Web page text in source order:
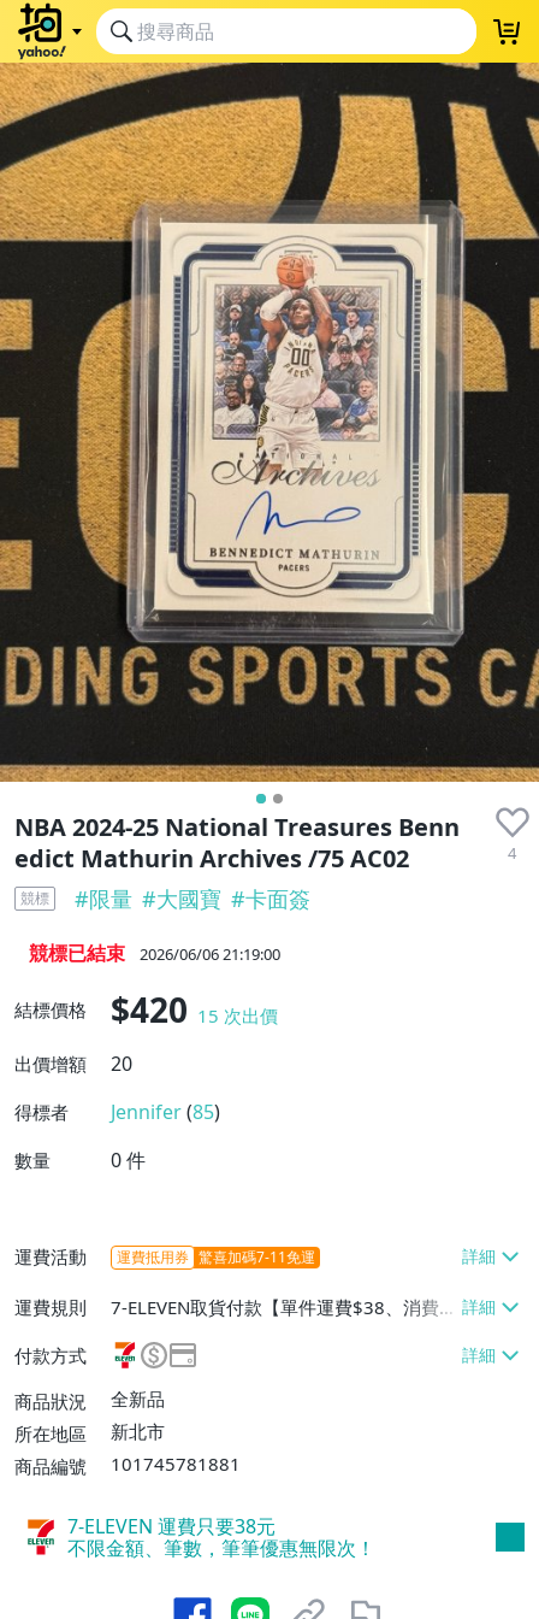
NBA 2024-25 National Treasures Benn
edict Mathurin Archives /75 AC02
4
競標 #限量 #大國寶 #卡面簽
競標已結束 2026/06/06 21:19:00
結標價格 $420 15 次出價
出價增額
20
得標者 Jennifer(85)
數量 0件
運費活動 運費抵用券 驚喜加碼7-11免運
運費規則
7-ELEVEN取貨付款【單件運費$38、消費滿
$1500免運費】、7-ELEVEN取貨不付款
【單件運費$38、消費滿$1500免運費】、
面交/自取/不寄送【免運費】
付款方式
商品狀況
全新品
所在地區
新北市
商品編號
101745781881
7-ELEVEN 運費只要38元
不限金額、筆數，筆筆優惠無限次！